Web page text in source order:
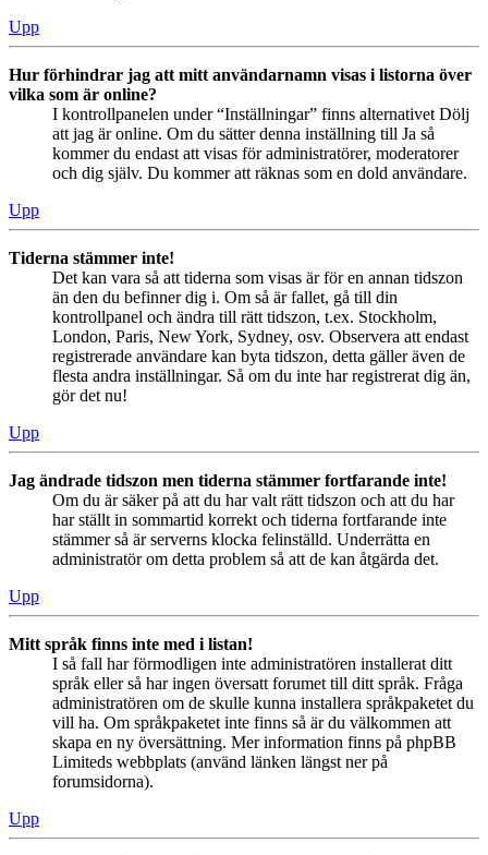
Upp
Hur förhindrar jag att mitt användarnamn visas i listorna över
vilka som är online?
I kontrollpanelen under “Inställningar” finns alternativet Dölj
att jag är online. Om du sätter denna inställning till Ja så
kommer du endast att visas för administratörer, moderatorer
och dig själv. Du kommer att räknas som en dold användare.
Upp
Tiderna stämmer inte!
Det kan vara så att tiderna som visas är för en annan tidszon
än den du befinner dig i. Om så är fallet, gå till din
kontrollpanel och ändra till rätt tidszon, t.ex. Stockholm,
London, Paris, New York, Sydney, osv. Observera att endast
registrerade användare kan byta tidszon, detta gäller även de
flesta andra inställningar. Så om du inte har registrerat dig än,
gör det nu!
Upp
Jag ändrade tidszon men tiderna stämmer fortfarande inte!
Om du är säker på att du har valt rätt tidszon och att du har
har ställt in sommartid korrekt och tiderna fortfarande inte
stämmer så är serverns klocka felinställd. Underrätta en
administratör om detta problem så att de kan åtgärda det.
Upp
Mitt språk finns inte med i listan!
I så fall har förmodligen inte administratören installerat ditt
språk eller så har ingen översatt forumet till ditt språk. Fråga
administratören om de skulle kunna installera språkpaketet du
vill ha. Om språkpaketet inte finns så är du välkommen att
skapa en ny översättning. Mer information finns på phpBB
Limiteds webbplats (använd länken längst ner på
forumsidorna).
Upp